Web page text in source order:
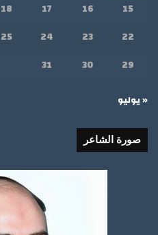
15
16
17
18
22
23
24
25
29
30
31
« يوليو
صورة الشاعر